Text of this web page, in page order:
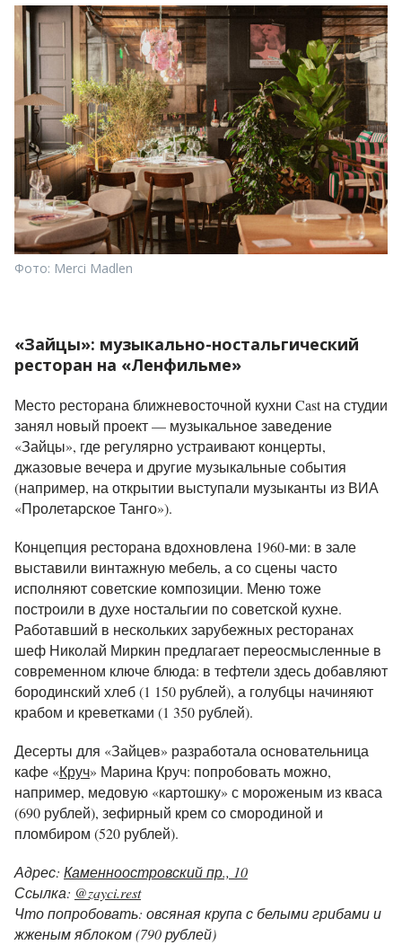
Фото: Merci Madlen
«Зайцы»: музыкально-ностальгический
ресторан на «Ленфильме»
Место ресторана ближневосточной кухни Cast на студии
занял новый проект — музыкальное заведение
«Зайцы», где регулярно устраивают концерты,
джазовые вечера и другие музыкальные события
(например, на открытии выступали музыканты из ВИА
«Пролетарское Танго»).
Концепция ресторана вдохновлена 1960-ми: в зале
выставили винтажную мебель, а со сцены часто
исполняют советские композиции. Меню тоже
построили в духе ностальгии по советской кухне.
Работавший в нескольких зарубежных ресторанах
шеф Николай Миркин предлагает переосмысленные в
современном ключе блюда: в тефтели здесь добавляют
бородинский хлеб (1 150 рублей), а голубцы начиняют
крабом и креветками (1 350 рублей).
Десерты для «Зайцев» разработала основательница
кафе «Круч» Марина Круч: попробовать можно,
например, медовую «картошку» с мороженым из кваса
(690 рублей), зефирный крем со смородиной и
пломбиром (520 рублей).
Адрес: Каменноостровский пр., 10
Ссылка: @zayci.rest
Что попробовать: овсяная крупа с белыми грибами и
жженым яблоком (790 рублей)